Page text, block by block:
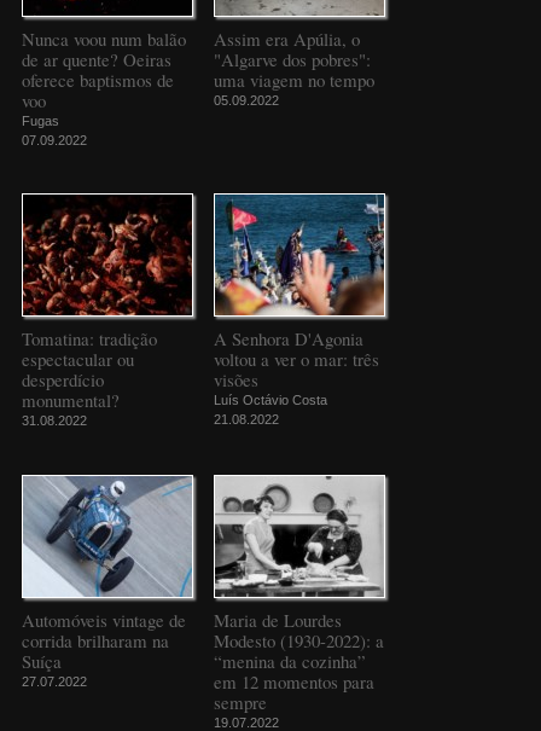
Nunca voou num balão
de ar quente? Oeiras
oferece baptismos de
voo
Fugas
07.09.2022
Assim era Apúlia, o
"Algarve dos pobres":
uma viagem no tempo
05.09.2022
Tomatina: tradição
espectacular ou
desperdício
monumental?
31.08.2022
A Senhora D'Agonia
voltou a ver o mar: três
visões
Luís Octávio Costa
21.08.2022
Automóveis vintage de
corrida brilharam na
Suíça
27.07.2022
Maria de Lourdes
Modesto (1930-2022): a
“menina da cozinha”
em 12 momentos para
sempre
19.07.2022